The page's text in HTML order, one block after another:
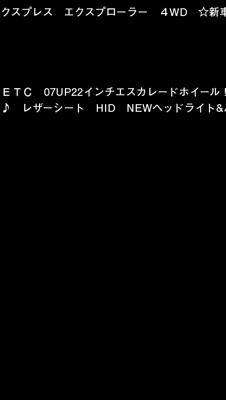
スプレス　エクスプローラー　４WD　☆
ＴＣ　07UP22インチエスカレードホイール
　レザーシート　HID　NEWヘッドライト&